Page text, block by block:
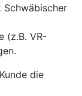
Schwäbischer
(z.B. VR-
die